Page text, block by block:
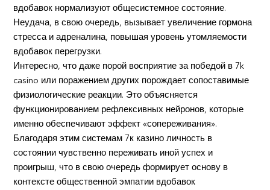
вдобавок нормализуют общесистемное состояние.
Неудача, в свою очередь, вызывает увеличение гормона
стресса и адреналина, повышая уровень утомляемости
вдобавок перегрузки.
Интересно, что даже порой восприятие за победой в 7k
casino или поражением других порождает сопоставимые
физиологические реакции. Это объясняется
функционированием рефлексивных нейронов, которые
именно обеспечивают эффект «сопереживания».
Благодаря этим системам 7к казино личность в
состоянии чувственно переживать иной успех и
проигрыш, что в свою очередь формирует основу в
контексте общественной эмпатии вдобавок